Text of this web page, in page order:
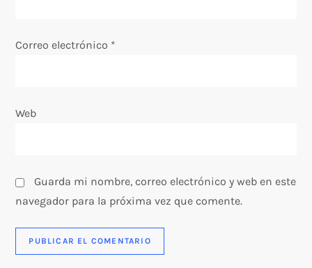
Correo electrónico *
Web
Guarda mi nombre, correo electrónico y web en este
navegador para la próxima vez que comente.